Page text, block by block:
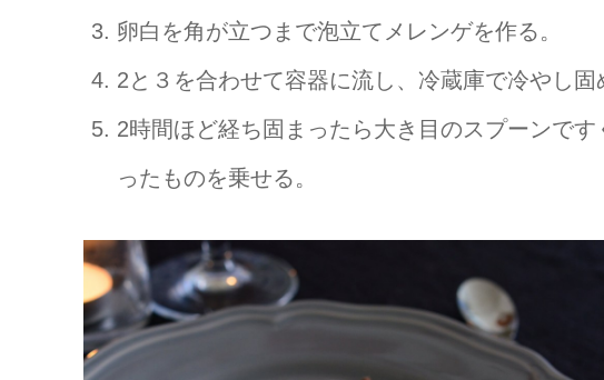
卵白を角が立つまで泡立てメレンゲを作る。
2と３を合わせて容器に流し、冷蔵庫で冷やし固
2時間ほど経ち固まったら大き目のスプーンで
ったものを乗せる。